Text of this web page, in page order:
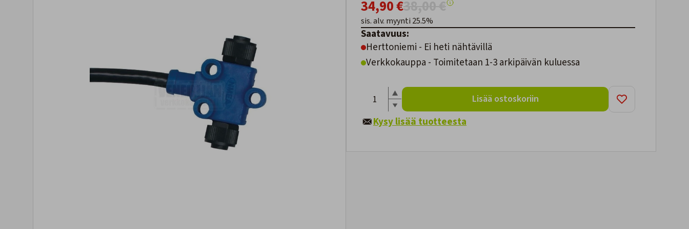
34,90 €
sis. alv. myynti 25.5%
Saatavuus:
Herttoniemi - Ei heti nähtävillä
Verkkokauppa - Toimitetaan 1-3 arkipäivän kuluessa
Lisää ostoskoriin
Kysy lisää tuotteesta